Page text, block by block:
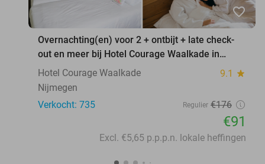
favorite_border
Overnachting(en) voor 2 + ontbijt + late check-
out en meer bij Hotel Courage Waalkade in
Nijmegen
Hotel Courage Waalkade 9.1 star
Nijmegen
Verkocht: 735
Regulier €176
€91
Excl. €5,65 p.p.p.n. lokale heffingen